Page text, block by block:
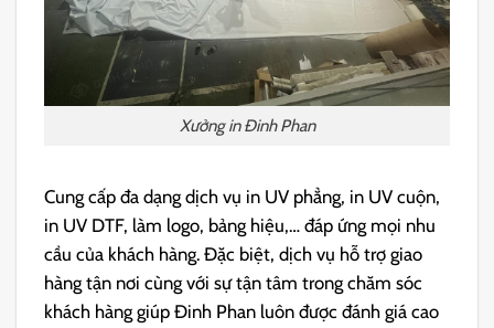
Xưởng in Đinh Phan
Cung cấp đa dạng dịch vụ in UV phẳng, in UV cuộn,
in UV DTF, làm logo, bảng hiệu,… đáp ứng mọi nhu
cầu của khách hàng. Đặc biệt, dịch vụ hỗ trợ giao
hàng tận nơi cùng với sự tận tâm trong chăm sóc
khách hàng giúp Đinh Phan luôn được đánh giá cao